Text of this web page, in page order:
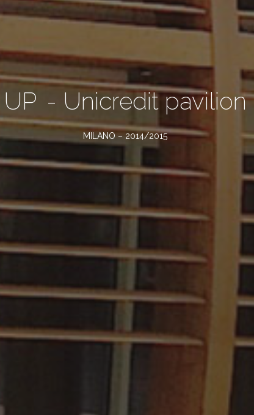
UP - Unicredit pavilion
MILANO – 2014/2015